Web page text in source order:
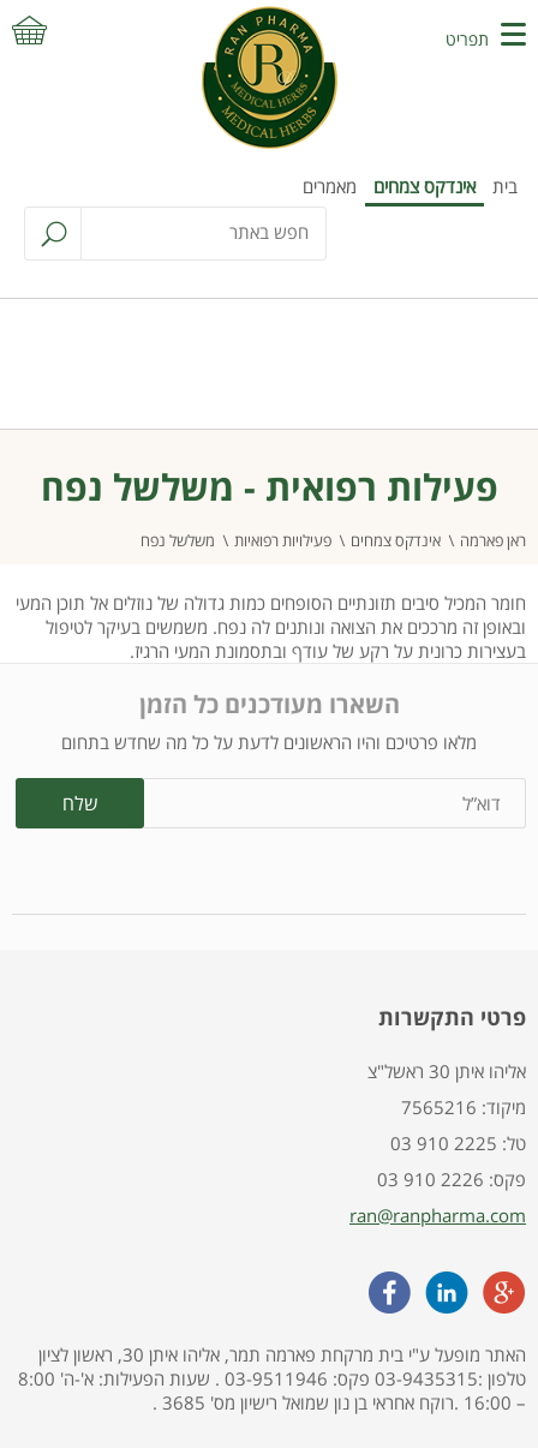
בית אינדקס צמחים מאמרים
תפריט
פעילות רפואית - משלשל נפח
ראן פארמה אינדקס צמחים פעילויות רפואיות משלשל נפח
חומר המכיל סיבים תזונתיים הסופחים כמות גדולה של נוזלים אל תוכן המעי
ובאופן זה מרככים את הצואה ונותנים לה נפח. משמשים בעיקר לטיפול
בעצירות כרונית על רקע של עודף ובתסמונת המעי הרגיז.
השארו מעודכנים כל הזמן
מלאו פרטיכם והיו הראשונים לדעת על כל מה שחדש בתחום
פרטי התקשרות
אליהו איתן 30 ראשל"צ
7565216 :מיקוד
03 910 2225 :טל
03 910 2226 :פקס
ran@ranpharma.com
האתר מופעל ע"י בית מרקחת פארמה תמר, אליהו איתן 30, ראשון לציון
טלפון :03-9435315 פקס: 03-9511946 . שעות הפעילות: א'-ה' 8:00
– 16:00 .רוקח אחראי בן נון שמואל רישיון מס' 3685 .